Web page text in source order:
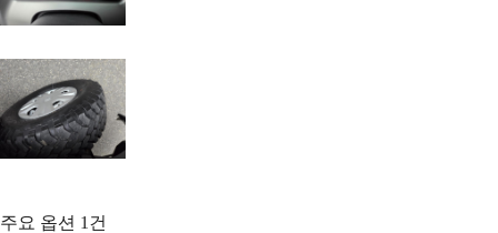
주요 옵션 1 건